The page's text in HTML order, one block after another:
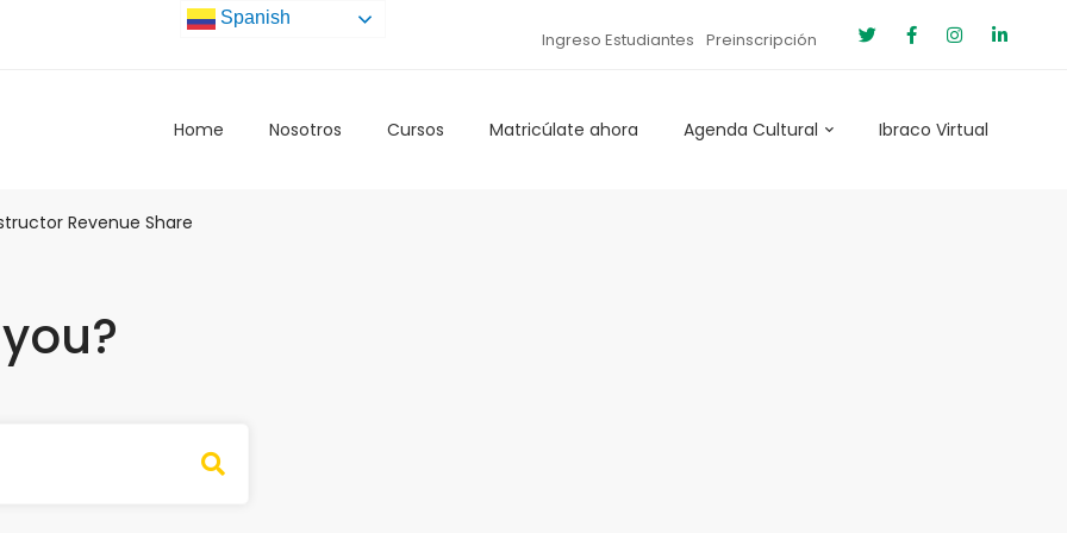
Ingreso Estudiantes Preinscripción
Home Nosotros Cursos Matricúlate ahora Agenda Cultural Ibraco Virtual
Revenue Share
Spanish